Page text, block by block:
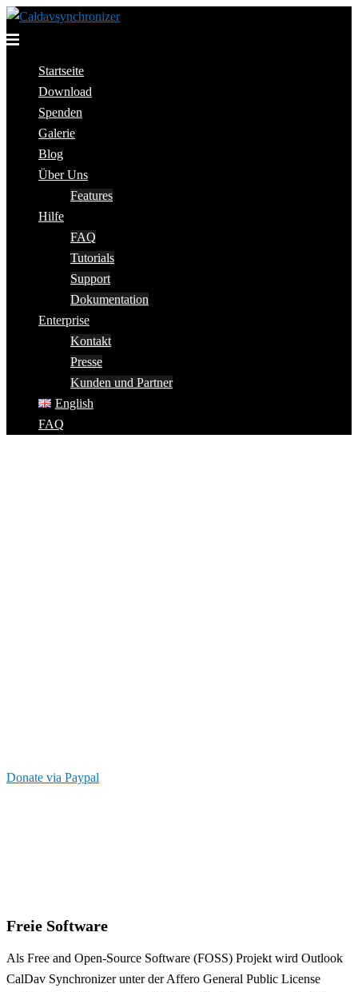
Skip
to
Toggle
Startseite
Download
Spenden
Galerie
Blog
Über Uns
Features
Hilfe
FAQ
Tutorials
Support
Dokumentation
Enterprise
Kontakt
Presse
Kunden und Partner
English
FAQ
Donate via Paypal
Freie Software
Als Free and Open-Source Software (FOSS) Projekt wird Outlook
CalDav Synchronizer unter der Affero General Public License